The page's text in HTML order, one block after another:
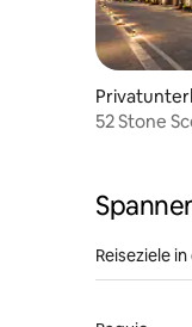
52 Stone
Reiseziele